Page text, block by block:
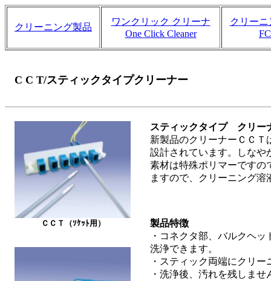
クリーニング製品
ワンクリック クリーナ
One Click Cleaner
クリー
C C T/スティックタイプクリーナー
スティックタイプ クリー
新製品のクリーナーＣＣＴ
設計されています。しなや
素材は特殊ポリマーですの
ますので、クリーニング
製品特徴
・コネクタ部、バルクヘ
洗浄できます。
・スティック両端にクリ
・洗浄後、汚れを残しませ
ＣＣＴ（ｿｹｯﾄ用）